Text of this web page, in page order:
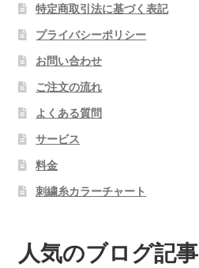
特定商取引法に基づく表記
プライバシーポリシー
お問い合わせ
ご注文の流れ
よくある質問
サービス
料金
刺繍糸カラーチャート
人気のブログ記事